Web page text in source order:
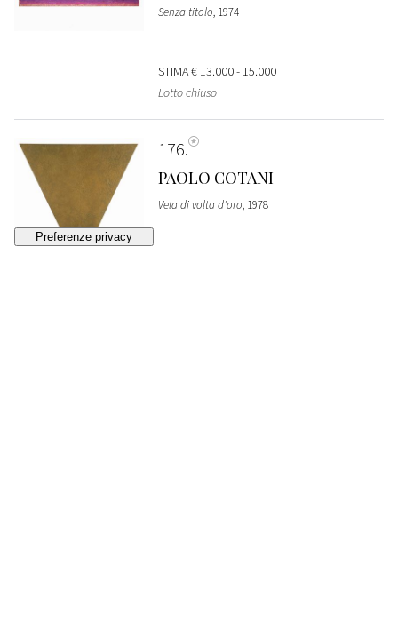
Senza titolo, 1974
STIMA€ 13.000 - 15.000
Lotto chiuso
176
PAOLO COTANI
Vela di volta d'oro, 1978